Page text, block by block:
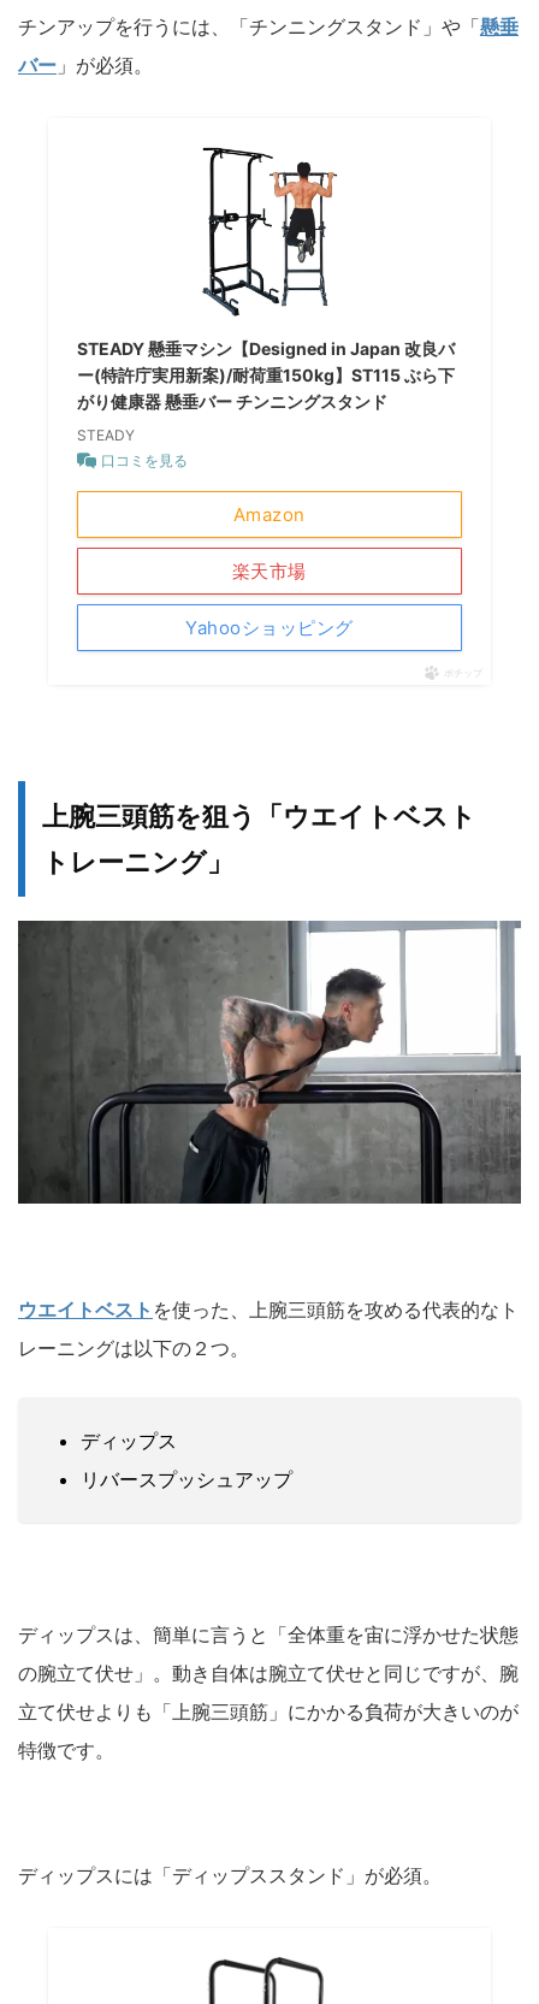
チンアップを行うには、「チンニングスタンド」や「懸垂
バー 」が必須。
STEADY 懸垂マシン【Designed in Japan 改良バ
ー(特許庁実用新案)/耐荷重150kg】ST115 ぶら下
がり健康器 懸垂バー チンニングスタンド
STEADY
口コミを見る
Amazon
楽天市場
Yahooショッピング
ポチップ
上腕三頭筋を狙う「ウエイトベスト
トレーニング」
ウエイトベスト を使った、上腕三頭筋を攻める代表的なト
レーニングは以下の２つ。
ディップス
リバースプッシュアップ
ディップスは、簡単に言うと「全体重を宙に浮かせた状態
の腕立て伏せ」。動き自体は腕立て伏せと同じですが、腕
立て伏せよりも「上腕三頭筋」にかかる負荷が大きいのが
特徴です。
ディップスには「ディップススタンド」が必須。